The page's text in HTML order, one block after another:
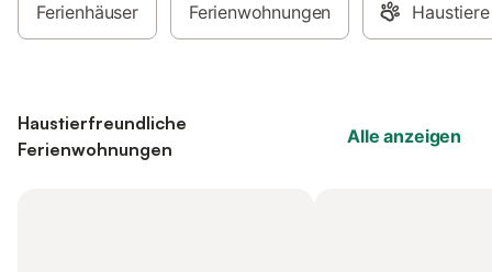
Ferienhäuser Ferienwohnungen
Haustierfreundliche
Ferienwohnungen
Alle anzeigen